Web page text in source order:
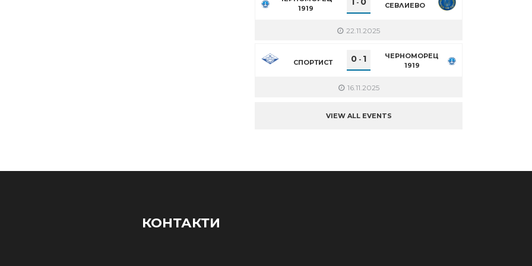
1919
- СЕВЛИЕВО
22.11.2025
СПОРТИСТ 0 - 1
ЧЕРНОМОРЕЦ
1919
16.11.2025
VIEW ALL EVENTS
КОНТАКТИ